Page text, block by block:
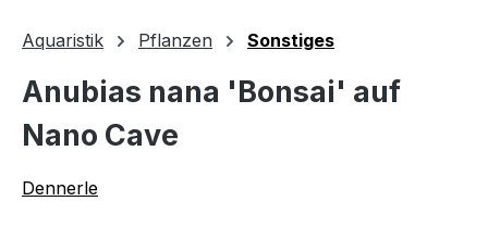
Aquaristik Pflanzen Sonstiges
Anubias nana 'Bonsai' auf
Nano Cave
Dennerle